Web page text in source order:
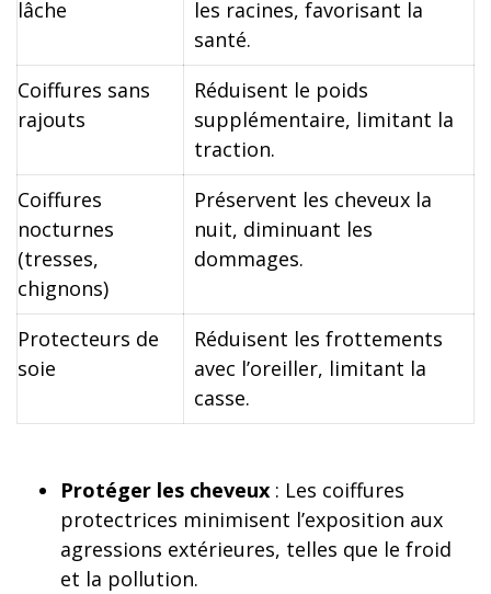
lâche
les racines, favorisant la
santé.
Coiffures sans
rajouts
Réduisent le poids
supplémentaire, limitant la
traction.
Coiffures
nocturnes
(tresses,
chignons)
Préservent les cheveux la
nuit, diminuant les
dommages.
Protecteurs de
soie
Réduisent les frottements
avec l’oreiller, limitant la
casse.
Protéger les cheveux : Les coiffures
protectrices minimisent l’exposition aux
agressions extérieures, telles que le froid
et la pollution.